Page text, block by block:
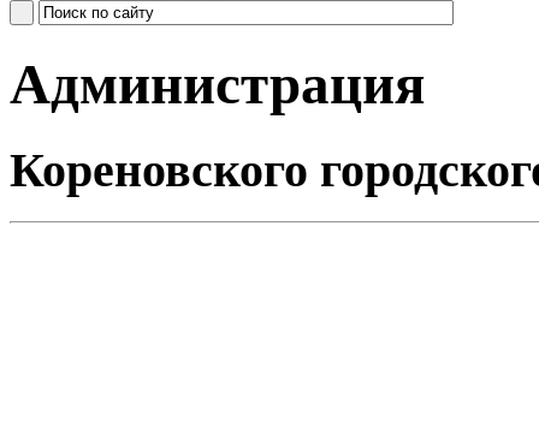
Администрация
Кореновского